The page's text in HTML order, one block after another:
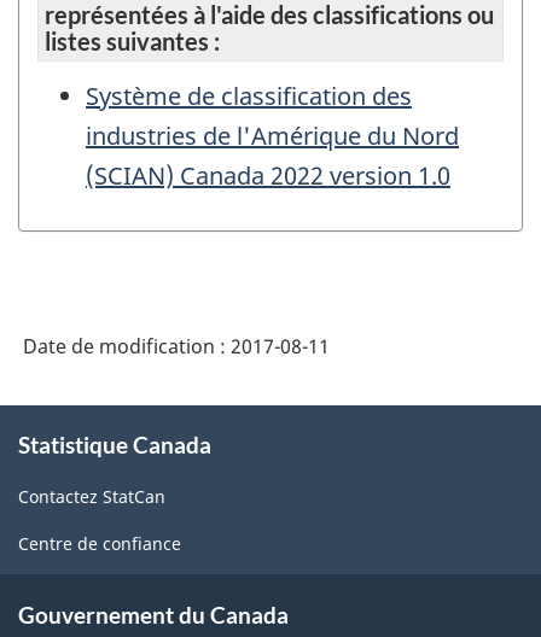
représentées à l'aide des classifications ou
listes suivantes :
Système de classification des
industries de l'Amérique du Nord
(SCIAN) Canada 2022 version 1.0
Date de modification : 2017-08-11
propos
ce
site
Statistique Canada
Contactez StatCan
Centre de confiance
Gouvernement du Canada